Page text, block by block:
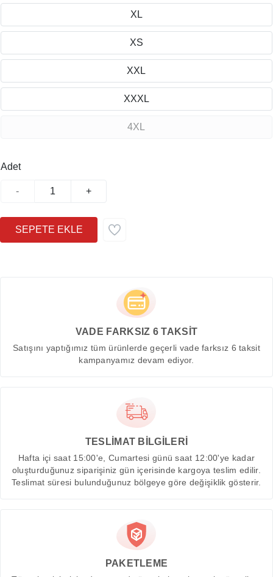
XL
XS
XXL
XXXL
4XL
Adet
- +
VADE FARKSIZ 6 TAKSİT
Satışını yaptığımız tüm ürünlerde geçerli vade farksız 6 taksit
kampanyamız devam ediyor.
TESLİMAT BİLGİLERİ
Hafta içi saat 15:00'e, Cumartesi günü saat 12:00'ye kadar
oluşturduğunuz siparişiniz gün içerisinde kargoya teslim edilir.
Teslimat süresi bulunduğunuz bölgeye göre değişiklik gösterir.
PAKETLEME